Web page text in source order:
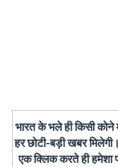
भारत के भले ही किसी
हर छोटी-बड़ी खबर
एक क्लिक करते ही हमेशा